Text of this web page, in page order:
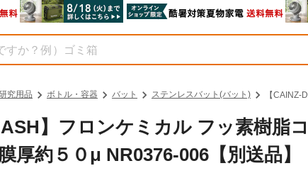
究用品 ボトル・容器 バット ステンレスバット(バット) 【
】フロンケミカル フッ素樹
約５０μ NR0376-006【別送品】